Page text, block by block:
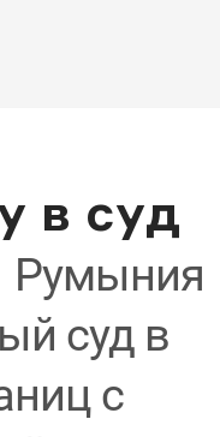
в суд
Румыния
суд в
с